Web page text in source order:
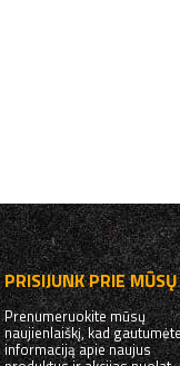
PRISIJUNK PRIE MŪSŲ
Prenumeruokite mūsų
naujienlaiškį, kad
informaciją apie naujus